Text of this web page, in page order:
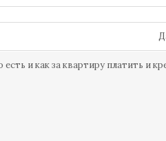
есть и как за квартиру платить и